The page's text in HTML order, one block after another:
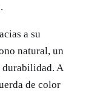
a su
natural, un
durabilidad. A
de color